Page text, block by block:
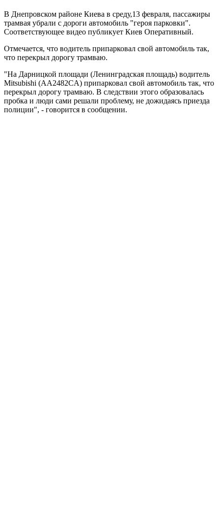
В Днепровском районе Киева в среду,13 февраля, пассажиры
трамвая убрали с дороги автомобиль "героя парковки".
Соответствующее видео публикует Киев Оперативный.
Отмечается, что водитель припарковал свой автомобиль так,
что перекрыл дорогу трамваю.
"На Дарницкой площади (Ленинградская площадь) водитель
Mitsubishi (AA2482CA) припарковал свой автомобиль так, что
перекрыл дорогу трамваю. В следствии этого образовалась
пробка и люди сами решали проблему, не дожидаясь приезда
полиции", - говорится в сообщении.